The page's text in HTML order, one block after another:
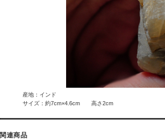
産地：インド
サイズ：約7cm×4.6cm 高さ2cm
関連商品